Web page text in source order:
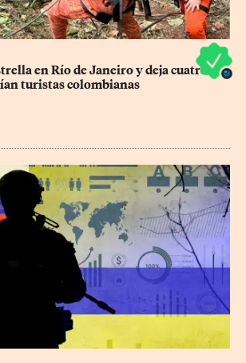
en Río de Janeiro y deja cuatro
turistas colombianas